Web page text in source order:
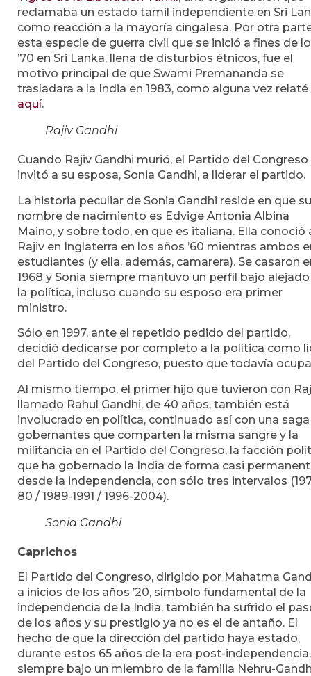
reclamaba un estado tamil independiente en Sri
como reacción a la mayoría cingalesa. Por otra
esta especie de guerra civil que se inició a fines de
’70 en Sri Lanka, llena de disturbios étnicos, fue el
motivo principal de que Swami Premananda se
trasladara a la India en 1983, como alguna vez relaté
aquí.
Rajiv Gandhi
Cuando Rajiv Gandhi murió, el Partido del Congreso
invitó a su esposa, Sonia Gandhi, a liderar el partido.
La historia peculiar de Sonia Gandhi reside en que su
nombre de nacimiento es Edvige Antonia Albina
Maino, y sobre todo, en que es italiana. Ella conoció
Rajiv en Inglaterra en los años ’60 mientras ambos
estudiantes (y ella, además, camarera). Se casaron
1968 y Sonia siempre mantuvo un perfil bajo
la política, incluso cuando su esposo era primer
ministro.
Sólo en 1997, ante el repetido pedido del partido,
decidió dedicarse por completo a la política como
del Partido del Congreso, puesto que todavía
Al mismo tiempo, el primer hijo que tuvieron con
llamado Rahul Gandhi, de 40 años, también está
involucrado en política, continuado así con una
gobernantes que comparten la misma sangre y la
militancia en el Partido del Congreso, la facción
que ha gobernado la India de forma casi
desde la independencia, con sólo tres intervalos
80 / 1989-1991 / 1996-2004).
Sonia Gandhi
Caprichos
El Partido del Congreso, dirigido por Mahatma
a inicios de los años ’20, símbolo fundamental de la
independencia de la India, también ha sufrido el
de los años y su prestigio ya no es el de antaño. El
hecho de que la dirección del partido haya estado,
durante estos 65 años de la era post-independencia,
siempre bajo un miembro de la familia Nehru-